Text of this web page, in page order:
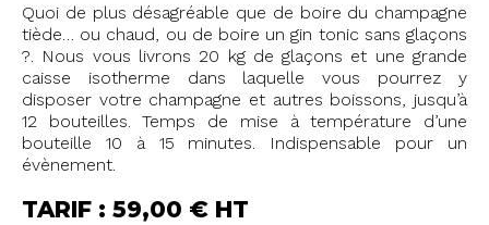
Quoi de plus désagréable que de boire du champagne
tiède… ou chaud, ou de boire un gin tonic sans glaçons
?. Nous vous livrons 20 kg de glaçons et une grande
caisse isotherme dans laquelle vous pourrez y
disposer votre champagne et autres boissons, jusqu’à
12 bouteilles. Temps de mise à température d’une
bouteille 10 à 15 minutes. Indispensable pour un
évènement.
TARIF : 59,00 € HT